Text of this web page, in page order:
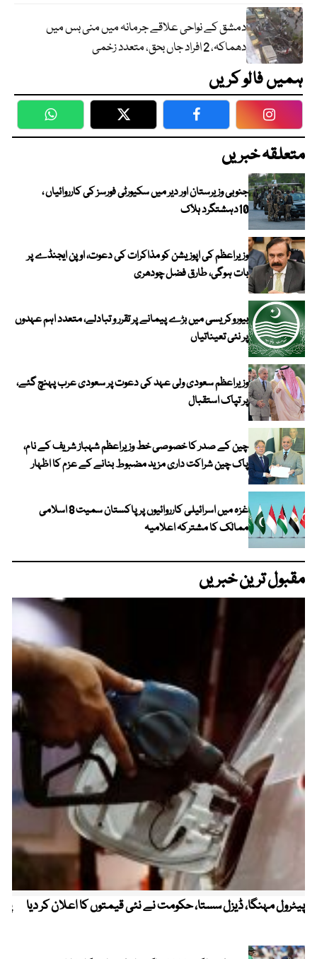
دمشق کے نواحی علاقے جرمانہ میں منی بس میں
دھماکہ، 2 افراد جاں بحق، متعدد زخمی
ہمیں فالو کریں
WhatsApp Twitter Facebook
متعلقہ خبریں
جنوبی وزیرستان اور دیر میں سکیورٹی فورسز کی کارروائیاں ،
10دہشتگرد ہلاک
وزیراعظم کی اپوزیشن کو مذاکرات کی دعوت، اوپن ایجنڈے پر
بات ہوگی، طارق فضل چودھری
بیوروکریسی میں بڑے پیمانے پر تقرر و تبادلے، متعدد اہم عہدوں
پر نئی تعیناتیاں
وزیراعظم سعودی ولی عہد کی دعوت پر سعودی عرب پہنچ گئے،
پر تپاک استقبال
چین کے صدر کا خصوصی خط وزیراعظم شہباز شریف کے نام،
پاک چین شراکت داری مزید مضبوط بنانے کے عزم کا اظہار
غزہ میں اسرائیلی کارروائیوں پر پاکستان سمیت 8 اسلامی
ممالک کا مشترکہ اعلامیہ
مقبول ترین خبریں
پیٹرول مہنگا، ڈیزل سستا، حکومت نے نئی قیمتوں کا اعلان کر دیا